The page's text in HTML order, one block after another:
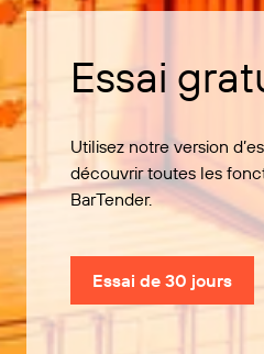
Essai
Utilisez notre version
découvrir toutes les
BarTender.
Essai de 30 jours